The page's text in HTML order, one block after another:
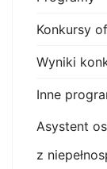
Konkursy
Wyniki
Inne
Asystent
z